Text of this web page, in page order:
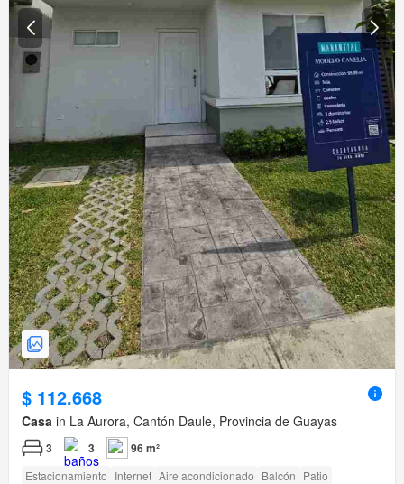
$ 112.668
Casa in La Aurora, Cantón Daule, Provincia de Guayas
3 3 96 m²
Estacionamiento Internet Aire acondicionado Balcón Patio